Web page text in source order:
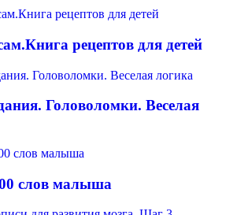
рецептов для детей
Головоломки. Веселая
слов малыша